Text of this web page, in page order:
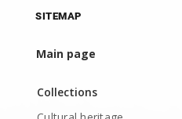
SITEMAP
Main page
Collections